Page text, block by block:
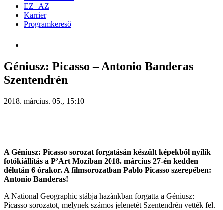
EZ+AZ
Karrier
Programkereső
Géniusz: Picasso – Antonio Banderas
Szentendrén
2018. március. 05., 15:10
A Géniusz: Picasso sorozat forgatásán készült képekből nyílik
fotókiállítás a P’Art Moziban 2018. március 27-én kedden
délután 6 órakor. A filmsorozatban Pablo Picasso szerepében:
Antonio Banderas!
A National Geographic stábja hazánkban forgatta a Géniusz:
Picasso sorozatot, melynek számos jelenetét Szentendrén vették fel.